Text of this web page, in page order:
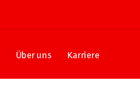
Über uns Karriere